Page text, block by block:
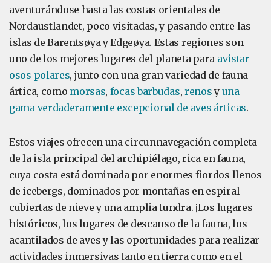
aventurándose hasta las costas orientales de
Nordaustlandet, poco visitadas, y pasando entre las
islas de Barentsøya y Edgeøya. Estas regiones son
uno de los mejores lugares del planeta para avistar
osos polares, junto con una gran variedad de fauna
ártica, como morsas, focas barbudas, renosy una
gama verdaderamente excepcional de aves árticas.
Estos viajes ofrecen una circunnavegación completa
de la isla principal del archipiélago, rica en fauna,
cuya costa está dominada por enormes fiordos llenos
de icebergs, dominados por montañas en espiral
cubiertas de nieve y una amplia tundra. ¡Los lugares
históricos, los lugares de descanso de la fauna, los
acantilados de aves y las oportunidades para realizar
actividades inmersivas tanto en tierra como en el